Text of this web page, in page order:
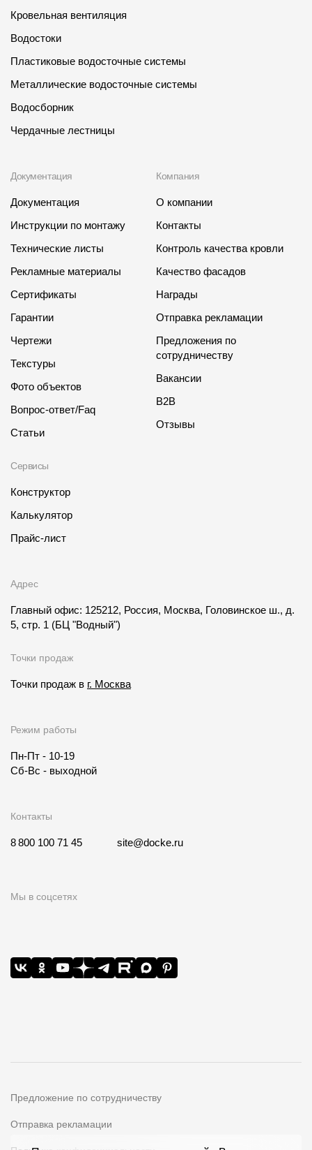
Кровельная вентиляция
Водостоки
Пластиковые водосточные системы
Металлические водосточные системы
Водосборник
Чердачные лестницы
Документация
Документация
Инструкции по монтажу
Технические листы
Рекламные материалы
Сертификаты
Гарантии
Чертежи
Текстуры
Фото объектов
Вопрос-ответ/Faq
Статьи
Сервисы
Конструктор
Калькулятор
Прайс-лист
Компания
О компании
Контакты
Контроль качества кровли
Качество фасадов
Награды
Отправка рекламации
Предложения по
сотрудничеству
Вакансии
B2B
Отзывы
Адрес
Главный офис: 125212, Россия, Москва, Головинское ш., д.
5, стр. 1 (БЦ "Водный")
Точки продаж
Точки продаж в г. Москва
Режим работы
Пн-Пт - 10-19
Сб-Вс - выходной
Контакты
8 800 100 71 45 site@docke.ru
Мы в соцсетях
Предложение по сотрудничеству
Отправка рекламации